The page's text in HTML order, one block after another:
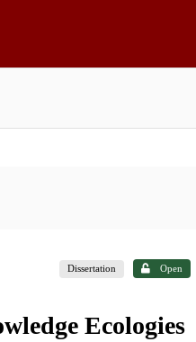
Dissertation Open
Ecologies